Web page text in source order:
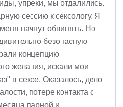
упреки, мы отдалились.
сессию к сексологу. Я
начнут обвинять. Но
безопасную
концепцию
желания, искали мои
в сексе. Оказалось, дело
потере контакта с
парной и